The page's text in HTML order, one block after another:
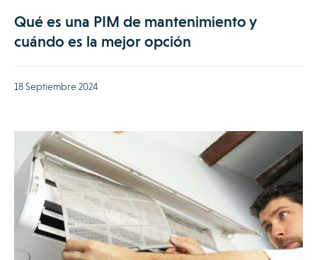
Qué es una PIM de mantenimiento y
cuándo es la mejor opción
18 Septiembre 2024